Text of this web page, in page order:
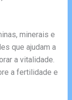
minerais e
que ajudam a
a vitalidade.
a fertilidade e